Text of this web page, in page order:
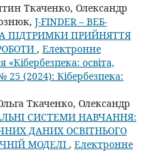
Ткаченко, Олександр
J-FINDER – ВЕБ-
ПІДТРИМКИ ПРИЙНЯТТЯ
, Електронне
освіта,
25 (2024): Кібербезпека:
Ткаченко, Олександр
СИСТЕМИ НАВЧАННЯ:
ДАНИХ ОСВІТНЬОГО
МОДЕЛІ , Електронне